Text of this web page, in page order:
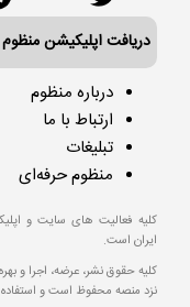
دریافت اپلیکیشن منظوم
درباره منظوم
ارتباط با ما
تبلیغات
منظوم حرفه‌ای
کلیه فعالیت های سایت و
ایران است.
کلیه حقوق نشر، عرضه، اجرا و
نزد منصه محفوظ است و استفاده